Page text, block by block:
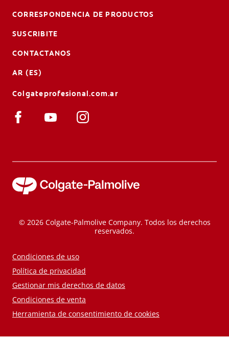
CORRESPONDENCIA DE PRODUCTOS
SUSCRIBITE
CONTACTANOS
AR (ES)
Colgateprofesional.com.ar
© 2026 Colgate-Palmolive Company. Todos los derechos
reservados.
Condiciones de uso
Política de privacidad
Gestionar mis derechos de datos
Condiciones de venta
Herramienta de consentimiento de cookies